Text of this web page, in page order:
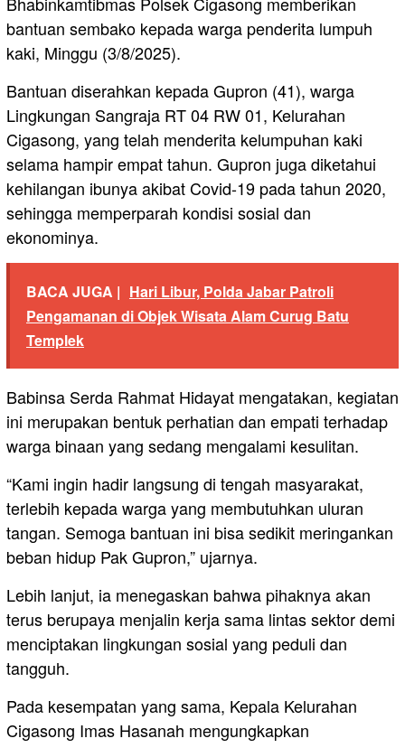
bantuan sembako kepada warga penderita lumpuh
kaki, Minggu (3/8/2025).
Bantuan diserahkan kepada Gupron (41), warga
Lingkungan Sangraja RT 04 RW 01, Kelurahan
Cigasong, yang telah menderita kelumpuhan kaki
selama hampir empat tahun. Gupron juga diketahui
kehilangan ibunya akibat Covid-19 pada tahun 2020,
sehingga memperparah kondisi sosial dan
ekonominya.
BACA JUGA | Hari Libur, Polda Jabar Patroli
Pengamanan di Objek Wisata Alam Curug Batu
Templek
Babinsa Serda Rahmat Hidayat mengatakan, kegiatan
ini merupakan bentuk perhatian dan empati terhadap
warga binaan yang sedang mengalami kesulitan.
“Kami ingin hadir langsung di tengah masyarakat,
terlebih kepada warga yang membutuhkan uluran
tangan. Semoga bantuan ini bisa sedikit meringankan
beban hidup Pak Gupron,” ujarnya.
Lebih lanjut, ia menegaskan bahwa pihaknya akan
terus berupaya menjalin kerja sama lintas sektor demi
menciptakan lingkungan sosial yang peduli dan
tangguh.
Pada kesempatan yang sama, Kepala Kelurahan
Cigasong Imas Hasanah mengungkapkan